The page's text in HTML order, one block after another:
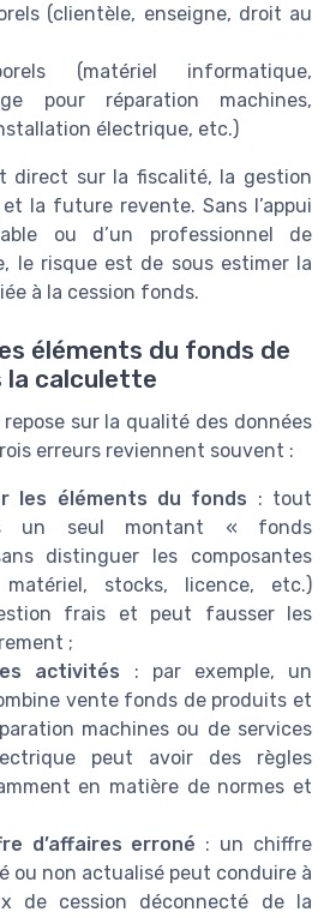
(clientèle, enseigne, droit au
(matériel informatique,
pour réparation machines,
électrique, etc.)
direct sur la fiscalité, la gestion
la future revente. Sans l’appui
ou d’un professionnel de
le risque est de sous estimer la
à la cession fonds.
éléments du fonds de
la calculette
sur la qualité des données
erreurs reviennent souvent :
les éléments du fonds : tout
un seul montant « fonds
distinguer les composantes
stocks, licence, etc.)
frais et peut fausser les
;
activités : par exemple, un
vente fonds de produits et
machines ou de services
peut avoir des règles
en matière de normes et
d’affaires erroné : un chiffre
ou non actualisé peut conduire à
de cession déconnecté de la